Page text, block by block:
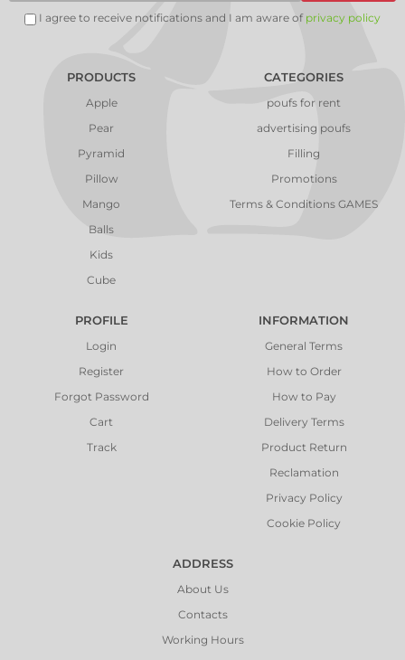
I agree to receive notifications and I am aware of privacy policy
PRODUCTS
Apple
Pear
Pyramid
Pillow
Mango
Balls
Kids
Cube
CATEGORIES
poufs for rent
advertising poufs
Filling
Promotions
Terms & Conditions GAMES
PROFILE
Login
Register
Forgot Password
Cart
Track
INFORMATION
General Terms
How to Order
How to Pay
Delivery Terms
Product Return
Reclamation
Privacy Policy
Cookie Policy
ADDRESS
About Us
Contacts
Working Hours